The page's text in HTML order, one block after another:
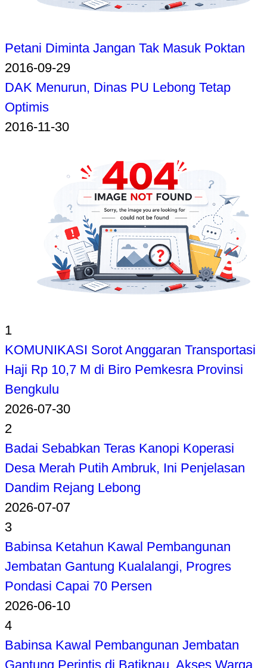
Petani Diminta Jangan Tak Masuk Poktan
2016-09-29
DAK Menurun, Dinas PU Lebong Tetap
Optimis
2016-11-30
1
KOMUNIKASI Sorot Anggaran Transportasi
Haji Rp 10,7 M di Biro Pemkesra Provinsi
Bengkulu
2026-07-30
2
Badai Sebabkan Teras Kanopi Koperasi
Desa Merah Putih Ambruk, Ini Penjelasan
Dandim Rejang Lebong
2026-07-07
3
Babinsa Ketahun Kawal Pembangunan
Jembatan Gantung Kualalangi, Progres
Pondasi Capai 70 Persen
2026-06-10
4
Babinsa Kawal Pembangunan Jembatan
Gantung Perintis di Batiknau, Akses Warga